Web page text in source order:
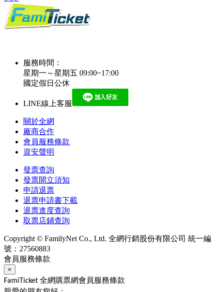
服務時間：
星期一～星期五 09:00~17:00
國定假日公休
LINE線上客服
關於全網
廠商合作
會員服務條款
資安聲明
發票查詢
發票開立須知
申請退票
退票申請書下載
退票進度查詢
取票店鋪查詢
Copyright © FamilyNet Co., Ltd. 全網行銷股份有限公司 統一編
號：27560883
會員服務條款
×
FamiTicket 全網購票網會員服務條款